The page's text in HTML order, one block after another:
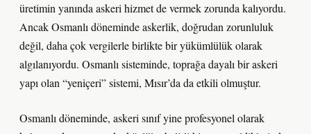
üretimin yanında askeri hizmet de vermek zorunda kalıyordu.
Ancak Osmanlı döneminde askerlik, doğrudan zorunluluk
değil, daha çok vergilerle birlikte bir yükümlülük olarak
algılanıyordu. Osmanlı sisteminde, toprağa dayalı bir askeri
yapı olan “yeniçeri” sistemi, Mısır’da da etkili olmuştur.
Osmanlı döneminde, askeri sınıf yine profesyonel olarak